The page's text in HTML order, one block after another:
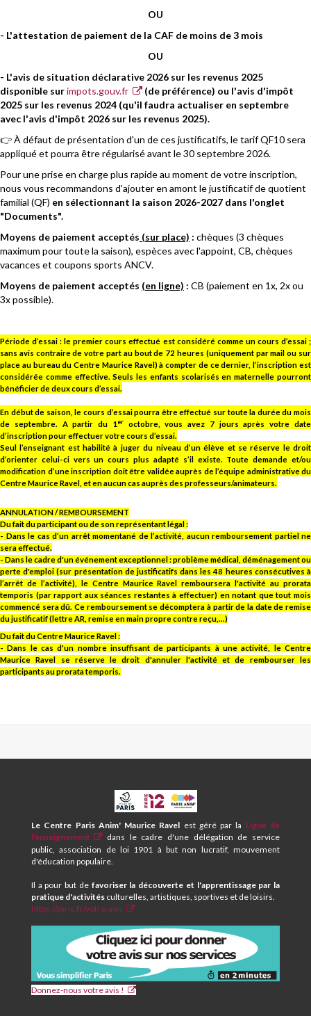
OU
- L'attestation de paiement de la CAF de moins de 3 mois
OU
- L'avis de situation déclarative 2026 sur les revenus 2025
disponible surimpots.gouv.fr
(de préférence) ou l'avis d'impôt
2025 sur les revenus 2024 (qu'il faudra actualiser en septembre
avec l'avis d'impôt 2026 sur les revenus 2025).
👉 À défaut de présentation d'un de ces justificatifs, le tarif QF10 sera
appliqué et pourra être régularisé avant le 30 septembre 2026.
Pour une prise en charge plus rapide au moment de votre inscription,
nous vous recommandons d'ajouter en amont le justificatif de quotient
familial (QF) en sélectionnant la saison 2026-2027 dans l'onglet
"Documents".
Moyens de paiement acceptés (sur place) : chèques (3 chèques
maximum pour toute la saison), espèces avec l'appoint, CB, chèques
vacances et coupons sports ANCV.
Moyens de paiement acceptés (en ligne) : CB (paiement en 1x, 2x ou
3x possible).
Période d’essai : le premier cours effectué est considéré comme un cours d’essai ;
sans avis contraire de votre part au bout de 72 heures (uniquement par mail ou sur
place au bureau du Centre Maurice Ravel) à compter de ce dernier, l’inscription est
considérée comme effective.Seuls les enfants scolarisés en maternelle pourront
bénéficier de deux cours d’essai.
En début de saison, le cours d’essai pourra être effectué sur toute la durée du mois
de septembre. A partir du 1 eroctobre, vous avez 7 jours après votre date
d’inscription pour effectuer votre cours d’essai.
Seul l’enseignant est habilité à juger du niveau d’un élève et se réserve le droit
d’orienter celui-ci vers un cours plus adapté s’il existe. Toute demande et/ou
modification d’une inscription doit être validée auprès de l’équipe administrativedu
Centre Maurice Ravel, et en aucun cas auprès des professeurs/animateurs.
ANNULATION / REMBOURSEMENT
Du fait du participant ou de son représentant légal :
- Dans le cas d’un arrêt momentané de l’activité, aucun remboursement partiel ne
sera effectué.
- Dans le cadre d'un événement exceptionnel : problème médical, déménagement ou
perte d'emploi (sur présentation de justificatifs dans les 48 heures consécutives à
l’arrêt de l’activité), le Centre Maurice Ravel remboursera l'activité au prorata
temporis (par rapport aux séances restantes à effectuer) en notant que tout mois
commencé sera dû. Ce remboursement se décomptera à partir de la date de remise
du justificatif (lettre AR, remise en main propre contre reçu,...)
Du fait du Centre Maurice Ravel :
- Dans le cas d'un nombre insuffisant de participants à une activité, le Centre
Maurice Ravel se réserve le droit d'annuler l'activité et de rembourser les
participants au prorata temporis.
CPA
ET
CENTRE
SOCIAL
MAURICE
Le Centre Paris Anim' Maurice Ravel est géré par la Ligue de
l'enseignement
dans le cadre d'une délégation de service
public, association de loi 1901 à but non lucratif, mouvement
d'éducation populaire.
Il a pour but de favoriser la découverte et l'apprentissage par la
pratique d'activités culturelles, artistiques, sportives et de loisirs.
https://paris.fr/votre-avis
Donnez-nous votre avis !